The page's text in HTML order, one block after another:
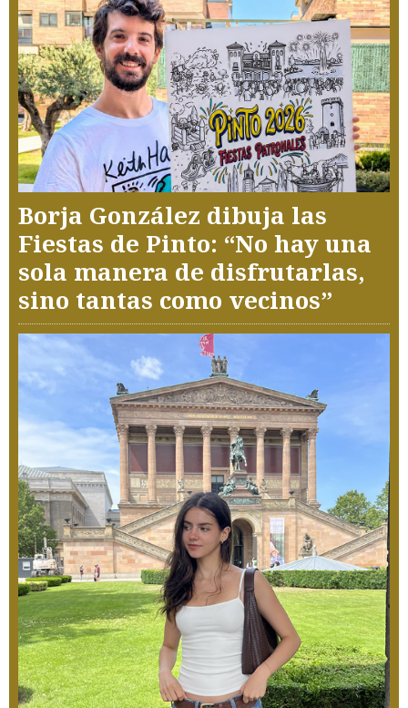
Borja González dibuja las
Fiestas de Pinto: “No hay una
sola manera de disfrutarlas,
sino tantas como vecinos”